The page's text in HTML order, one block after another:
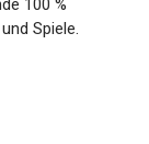
Spiele.